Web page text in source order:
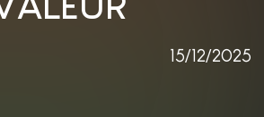
15/12/2025